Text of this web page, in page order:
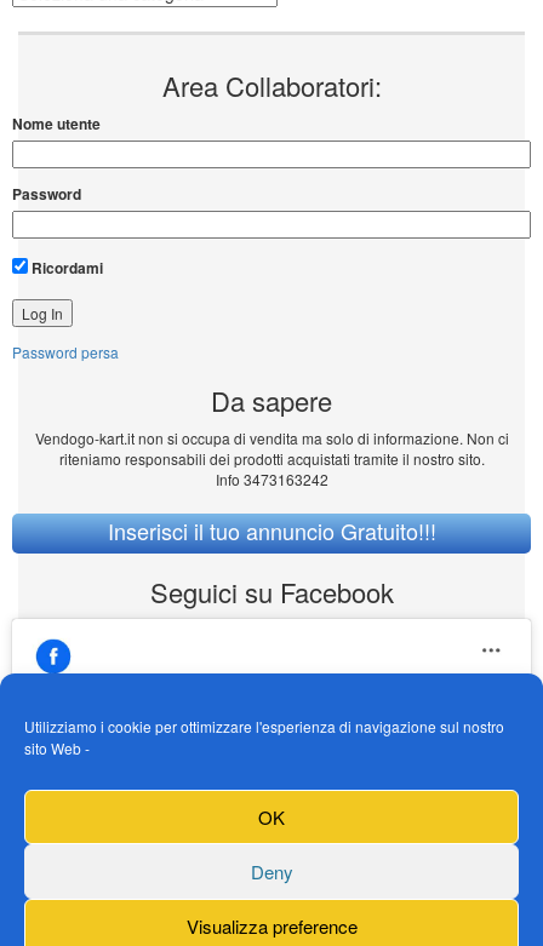
Utilizziamo i cookie per ottimizzare l'esperienza di navigazione sul nostro
sito Web -
OK
Deny
Visualizza preference
Area Collaboratori:
Nome utente
Password
Ricordami
Password persa
Da sapere
Vendogo-kart.it non si occupa di vendita ma solo di informazione. Non ci
riteniamo responsabili dei prodotti acquistati tramite il nostro sito.
Info 3473163242
Inserisci il tuo annuncio Gratuito!!!
Seguici su Facebook
https://www.facebook.com/Vendogokartit/
Fai clic per accettare i cookie marketing e
abilitare questo contenuto